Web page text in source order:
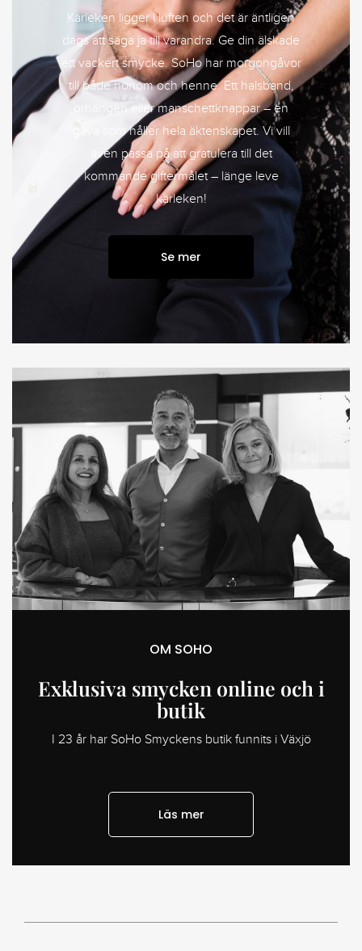
Kärleken ligger i luften och det är äntligen
dags att säga ja till varandra. Ge din älskade
ett vackert smycke. SoHo har morgongåvor
till både honom och henne. Ett halsband,
örhängen eller manschettknappar – en
gåva som håller hela äktenskapet. Vi vill
även passa på att gratulera till det
kommande giftermålet – länge leve
kärleken!
Se mer
OM SOHO
Exklusiva smycken online och i
butik
I 23 år har SoHo Smyckens butik funnits i Växjö
Läs mer